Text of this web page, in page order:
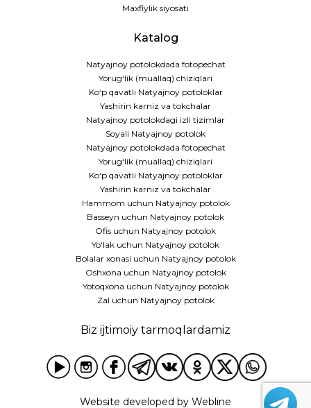
Maxfiylik siyosati
Katalog
Natyajnoy potolokdada fotopechat
Yorug‘lik (muallaq) chiziqlari
Ko‘p qavatli Natyajnoy potoloklar
Yashirin karniz va tokchalar
Natyajnoy potolokdagi izli tizimlar
Soyali Natyajnoy potolok
Natyajnoy potolokdada fotopechat
Yorug‘lik (muallaq) chiziqlari
Ko‘p qavatli Natyajnoy potoloklar
Yashirin karniz va tokchalar
Hammom uchun Natyajnoy potolok
Basseyn uchun Natyajnoy potolok
Ofis uchun Natyajnoy potolok
Yo‘lak uchun Natyajnoy potolok
Bolalar xonasi uchun Natyajnoy potolok
Oshxona uchun Natyajnoy potolok
Yotoqxona uchun Natyajnoy potolok
Zal uchun Natyajnoy potolok
Biz ijtimoiy tarmoqlardamiz
Website developed by Webline